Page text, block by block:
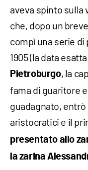
aveva spinto sulla
che, dopo un
compì una serie di
1905 (la data
Pietroburgo, la
fama di guaritore
guadagnato,
aristocratici e il
presentato allo
la zarina